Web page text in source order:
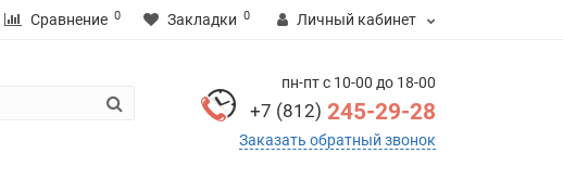
Сравнение 0 Закладки 0 Личный кабинет
пн-пт с 10-00 до 18-00
+7 (812) 245-29-28
Заказать обратный звонок